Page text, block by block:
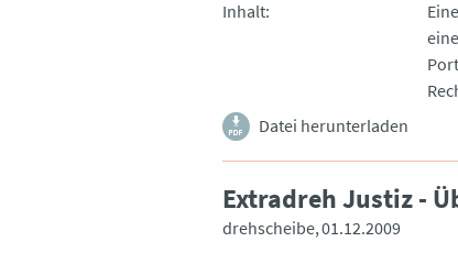
Inhalt
Datei herunterladen
Extradreh Justiz -
drehscheibe 01.12.2009